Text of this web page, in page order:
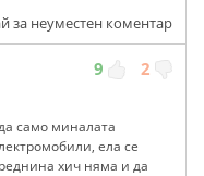
за неуместен коментар
9 2
само миналата
ела се
хич няма и да